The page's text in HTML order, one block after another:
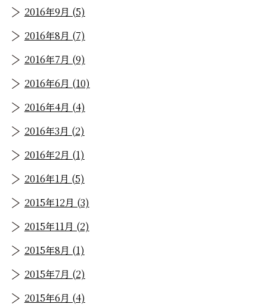
2016年9月 (5)
2016年8月 (7)
2016年7月 (9)
2016年6月 (10)
2016年4月 (4)
2016年3月 (2)
2016年2月 (1)
2016年1月 (5)
2015年12月 (3)
2015年11月 (2)
2015年8月 (1)
2015年7月 (2)
2015年6月 (4)